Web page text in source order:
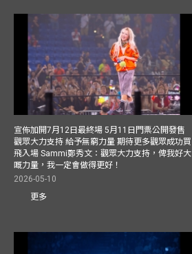
宣佈加開7月12日最終場 5月11日門票公開發售
觀眾大力支持 給予無窮力量 期待更多觀眾成功買
飛入場 Sammi鄭秀文：觀眾大力支持，俾我好大
嘅力量，我一定會做得更好！
2026-05-10
更多